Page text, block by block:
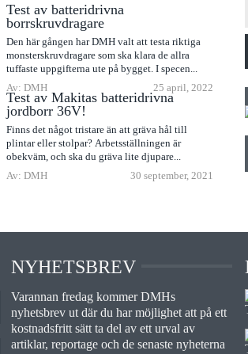
Test av batteridrivna
borrskruvdragare
Den här gången har DMH valt att testa riktiga
monsterskruvdragare som ska klara de allra
tuffaste uppgifterna ute på bygget. I specen...
Av: DMH
25 april, 2022
Test av Makitas batteridrivna
jordborr 36V!
Finns det något tristare än att gräva hål till
plintar eller stolpar? Arbetsställningen är
obekväm, och ska du gräva lite djupare...
Av: DMH
30 september, 2021
NYHETSBREV
Varannan fredag kommer DMHs
nyhetsbrev ut där du har möjlighet att på ett
kostnadsfritt sätt ta del av ett urval av
artiklar, reportage och de senaste nyheterna